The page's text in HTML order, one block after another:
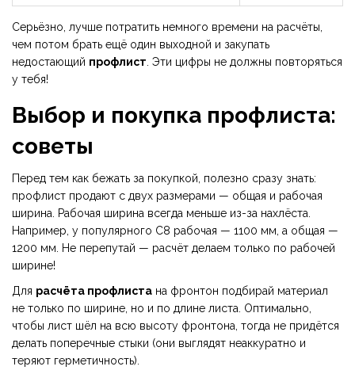
Серьёзно, лучше потратить немного времени на расчёты,
чем потом брать ещё один выходной и закупать
недостающий профлист. Эти цифры не должны повторяться
у тебя!
Выбор и покупка профлиста:
советы
Перед тем как бежать за покупкой, полезно сразу знать:
профлист продают с двух размерами — общая и рабочая
ширина. Рабочая ширина всегда меньше из-за нахлёста.
Например, у популярного С8 рабочая — 1100 мм, а общая —
1200 мм. Не перепутай — расчёт делаем только по рабочей
ширине!
Для расчёта профлиста на фронтон подбирай материал
не только по ширине, но и по длине листа. Оптимально,
чтобы лист шёл на всю высоту фронтона, тогда не придётся
делать поперечные стыки (они выглядят неаккуратно и
теряют герметичность).